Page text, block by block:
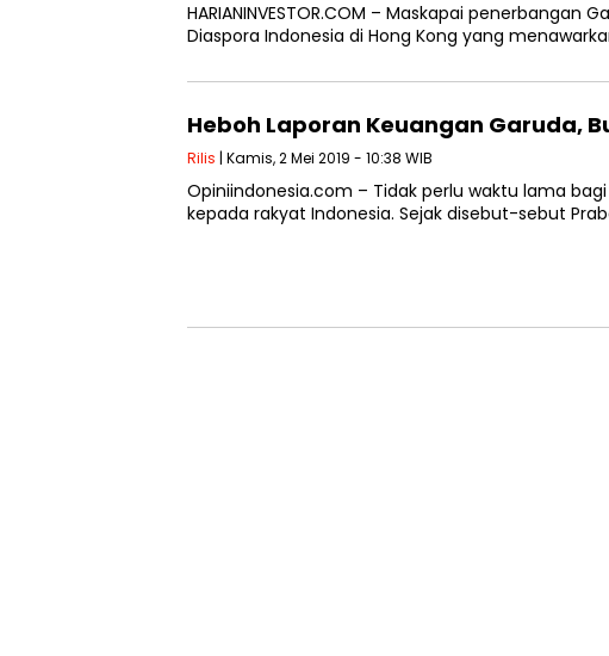
HARIANINVESTOR.COM – Maskapai
Diaspora Indonesia di Hong Kong yang
Heboh Laporan Keuangan Garuda,
Rilis | Kamis, 2 Mei 2019 - 10:38 WIB
Opiniindonesia.com – Tidak perlu waktu lama
kepada rakyat Indonesia. Sejak disebut-sebut